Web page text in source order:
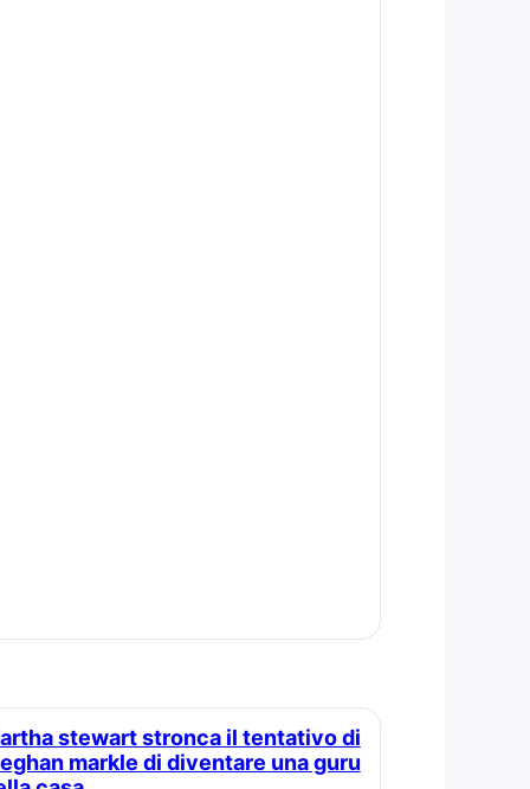
markle di diventare una guru